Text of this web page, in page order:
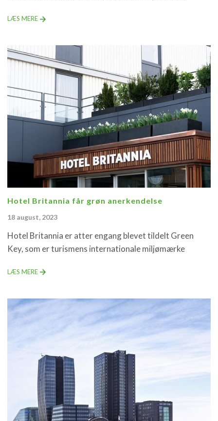
LÆS MERE
Hotel Britannia får grøn anerkendelse
18 august, 2023
Hotel Britannia er atter engang blevet tildelt Green
Key, som er turismens internationale miljømærke
LÆS MERE